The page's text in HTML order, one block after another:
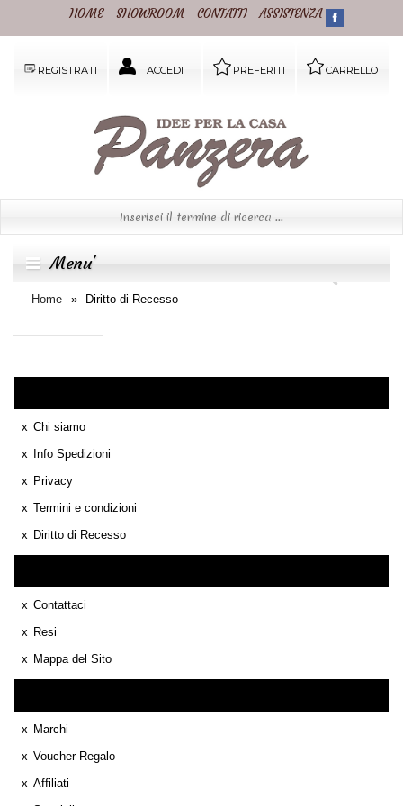
HOME SHOWROOM CONTATTI ASSISTENZA
REGISTRATI ACCEDI PREFERITI CARRELLO
Menu'
Home Diritto di Recesso
Chi siamo
Info Spedizioni
Privacy
Termini e condizioni
Diritto di Recesso
Contattaci
Resi
Mappa del Sito
Marchi
Voucher Regalo
Affiliati